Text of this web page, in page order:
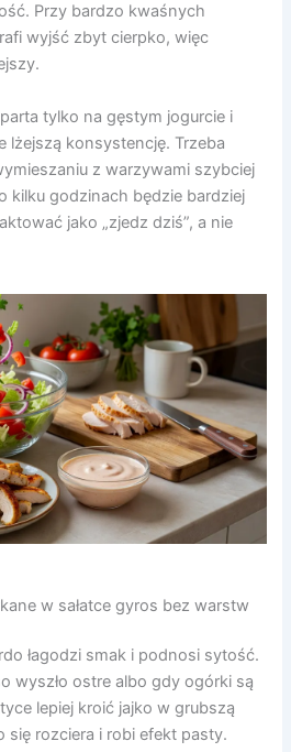
Przy bardzo kwaśnych
wyjść zbyt cierpko, więc
tylko na gęstym jogurcie i
lżejszą konsystencję. Trzeba
z warzywami szybciej
kilku godzinach będzie bardziej
jako „zjedz dziś”, a nie
w sałatce gyros bez warstw
łagodzi smak i podnosi sytość.
wyszło ostre albo gdy ogórki są
lepiej kroić jajko w grubszą
się rozciera i robi efekt pasty.